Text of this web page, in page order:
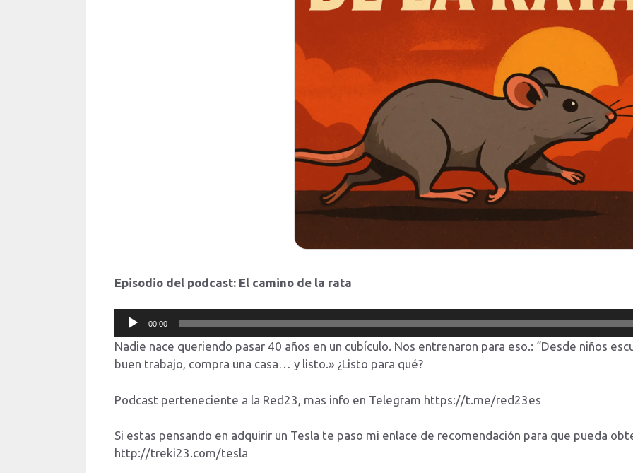
Episodio del podcast: El camino de la rata
Reproductor
de
audio
00:00
Nadie nace queriendo pasar 40 años en un cubículo. Nos entrenaron para eso.: “Desde niños
buen trabajo, compra una casa… y listo.» ¿Listo para qué?
Podcast perteneciente a la Red23, mas info en Telegram https://t.me/red23es
Si estas pensando en adquirir un Tesla te paso mi enlace de recomendación para que pueda
http://treki23.com/tesla